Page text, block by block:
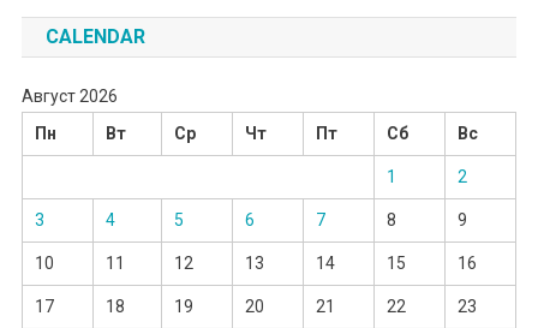
CALENDAR
Август 2026
Пн
Вт Ср Чт Пт Сб Вс
1 2
3 4 5 6 7 8 9
10 11 12 13 14 15 16
17 18 19 20 21 22 23